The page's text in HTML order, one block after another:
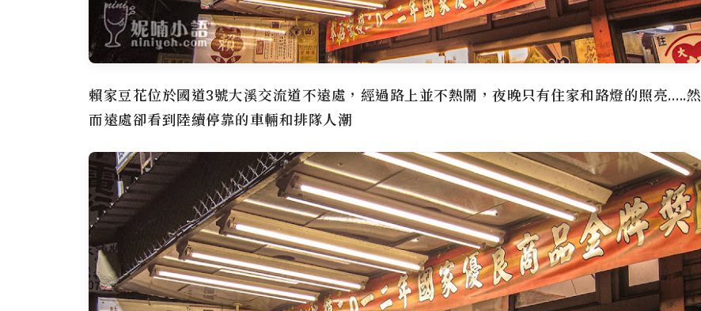
賴家豆花位於國道3號大溪交流道不遠處，經過路上並不熱鬧，夜晚只有住家和路燈的照亮…..然
而遠處卻看到陸續停靠的車輛和排隊人潮